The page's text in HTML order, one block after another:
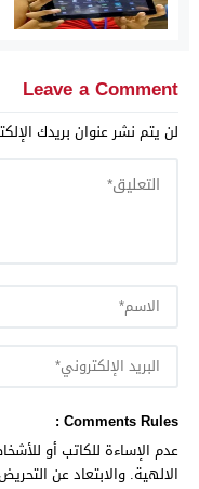
Leave a Comment
لن يتم نشر عنوان بريدك
Comments Rules :
عدم الإساءة للكاتب أو
الالهية. والابتعاد عن